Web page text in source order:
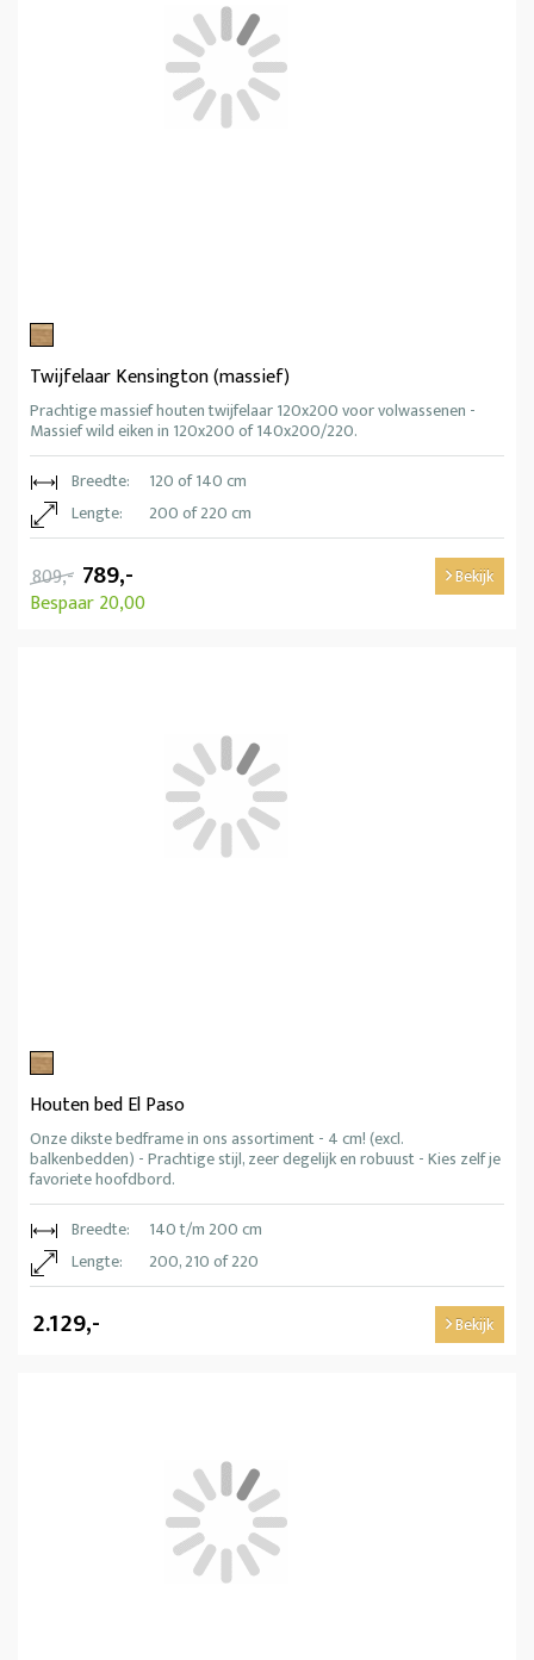
Twijfelaar Kensington (massief)
Prachtige massief houten twijfelaar 120x200 voor volwassenen -
Massief wild eiken in 120x200 of 140x200/220.
Breedte:
120 of 140 cm
Lengte:
200 of 220 cm
809,- 789,-
Bespaar 20,00
Bekijk
Houten bed El Paso
Onze dikste bedframe in ons assortiment - 4 cm! (excl.
balkenbedden) - Prachtige stijl, zeer degelijk en robuust - Kies zelf je
favoriete hoofdbord.
Breedte:
140 t/m 200 cm
Lengte:
200, 210 of 220
2.129,- Bekijk